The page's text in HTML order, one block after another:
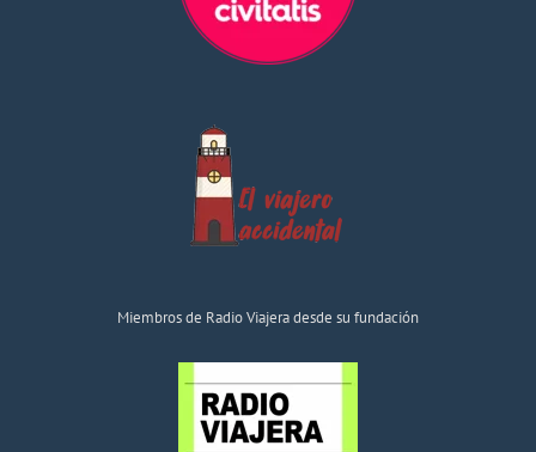
Miembros de Radio Viajera desde su fundación